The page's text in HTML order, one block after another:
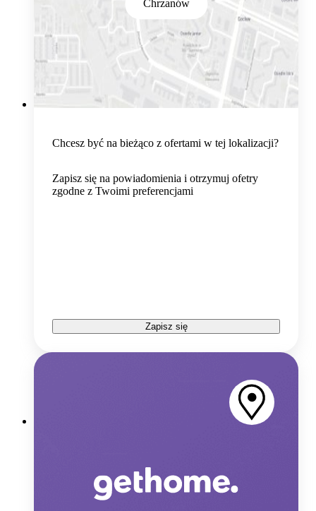
Chrzanów
Chcesz być na bieżąco z ofertami w tej lokalizacji?
Zapisz się na powiadomienia i otrzymuj ofetry
zgodne z Twoimi preferencjami
Zapisz się